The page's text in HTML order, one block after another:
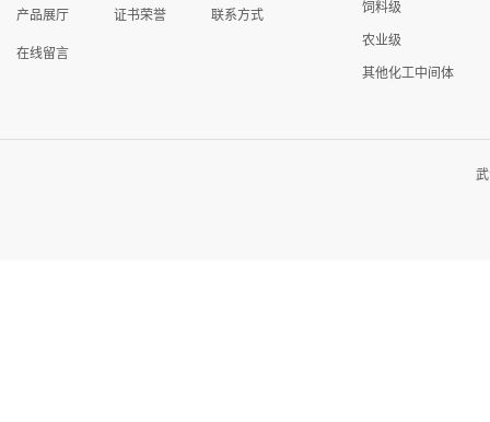
产品展厅 证书荣誉 联系方式
在线留言
饲料级
农业级
其他化工中间体